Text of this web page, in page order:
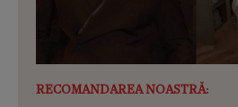
RECOMANDAREA NOASTRĂ: